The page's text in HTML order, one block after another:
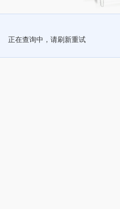
正在查询中，请刷新重试